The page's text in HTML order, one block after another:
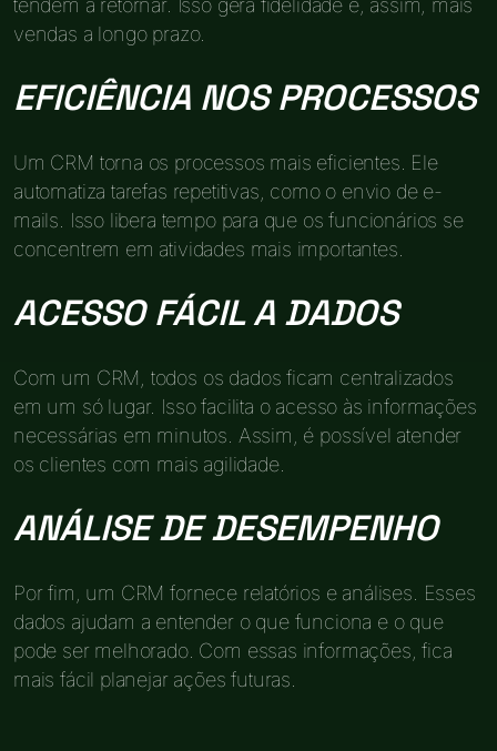
tendem a retornar. Isso gera fidelidade e, assim, mais
vendas a longo prazo.
EFICIÊNCIA NOS PROCESSOS
Um CRM torna os processos mais eficientes. Ele
automatiza tarefas repetitivas, como o envio de e-
mails. Isso libera tempo para que os funcionários se
concentrem em atividades mais importantes.
ACESSO FÁCIL A DADOS
Com um CRM, todos os dados ficam centralizados
em um só lugar. Isso facilita o acesso às informações
necessárias em minutos. Assim, é possível atender
os clientes com mais agilidade.
ANÁLISE DE DESEMPENHO
Por fim, um CRM fornece relatórios e análises. Esses
dados ajudam a entender o que funciona e o que
pode ser melhorado. Com essas informações, fica
mais fácil planejar ações futuras.